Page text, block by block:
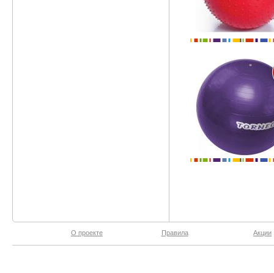
О проекте Правила Акции